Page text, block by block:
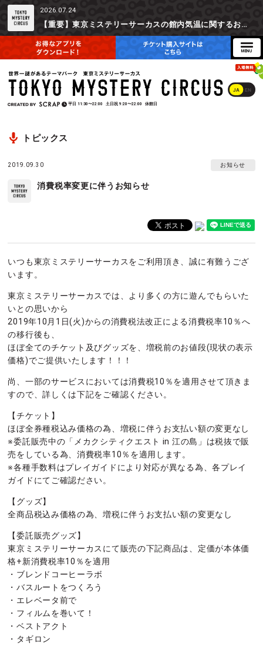
2026.07.24
【重要】東京ミステリーサーカスの館内気温に関するお詫びとご参加辞退時の返金対応について
JA EN
平日 11:30〜22:00 土日祝 9:20〜22:00 休館日
トピックス
2019.09.30 お知らせ
消費税率変更に伴うお知らせ
いつも東京ミステリーサーカスをご利用頂き、誠に有難うござ
います。
東京ミステリーサーカスでは、より多くの方に遊んでもらいた
いとの思いから
2019年10月1日(火)からの消費税法改正による消費税率10％へ
の移行後も、
ほぼ全てのチケット及びグッズを、増税前のお値段(現状の表示
価格)でご提供いたします！！！
尚、一部のサービスにおいては消費税10％を適用させて頂きま
すので、詳しくは下記をご確認ください。
【チケット】
ほぼ全券種税込み価格の為、増税に伴うお支払い額の変更なし
※委託販売中の「メカクシティクエスト in 江の島」は税抜で販
売をしている為、消費税率10％を適用します。
※各種手数料はプレイガイドにより対応が異なる為、各プレイ
ガイドにてご確認ださい。
【グッズ】
全商品税込み価格の為、増税に伴うお支払い額の変更なし
【委託販売グッズ】
東京ミステリーサーカスにて販売の下記商品は、定価が本体価
格+新消費税率10％を適用
・ブレンドコーヒーラボ
・バスルートをつくろう
・エレベータ前で
・フィルムを巻いて！
・ベストアクト
・タギロン